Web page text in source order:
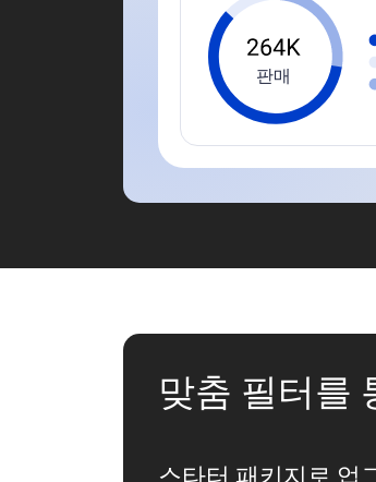
판매
맞춤 필터를
스타터 패키지로 업